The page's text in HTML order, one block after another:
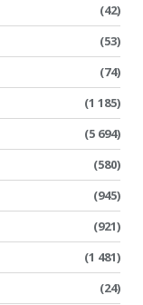
(42)
(53)
(74)
(1 185)
(5 694)
(580)
(945)
(921)
(1 481)
(24)